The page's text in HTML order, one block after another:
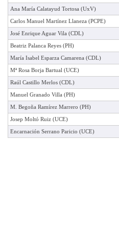
Ana María Calatayud Tortosa (UxV)
Carlos Manuel Martínez Llaneza (PCPE)
José Enrique Aguar Vila (CDL)
Beatriz Palanca Reyes (PH)
María Isabel Esparza Camarena (CDL)
Mª Rosa Borja Bartual (UCE)
Raúl Castillo Merlos (CDL)
Manuel Granado Villa (PH)
M. Begoña Ramírez Marrero (PH)
Josep Moltó Ruiz (UCE)
Encarnación Serrano Paricio (UCE)